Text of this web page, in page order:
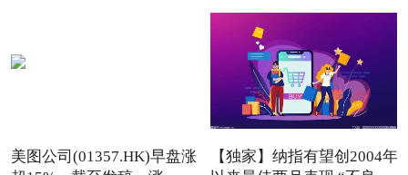
美图公司(01357.HK)早盘涨
【独家】纳指有望创2004年